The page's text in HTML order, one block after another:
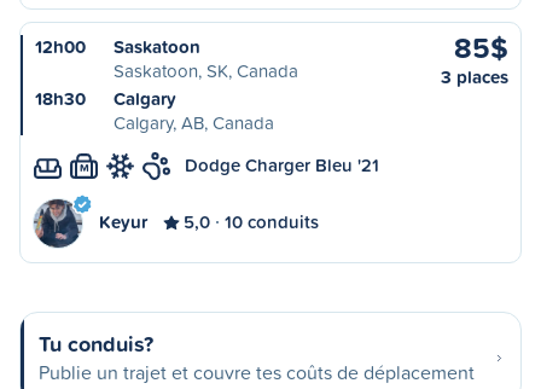
12h00
Saskatoon
Saskatoon, SK, Canada
18h30
Calgary
Calgary, AB, Canada
85$
3 places
M Dodge Charger Bleu '21
Keyur 5,0 10 conduits
Tu conduis?
Publie un trajet et couvre tes coûts de déplacement